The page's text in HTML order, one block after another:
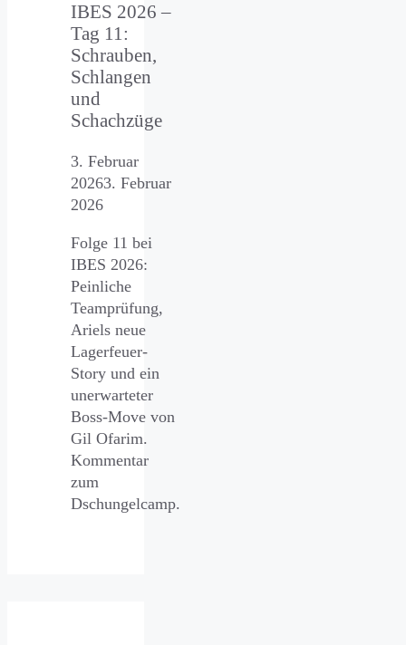
IBES 2026 –
Tag 11:
Schrauben,
Schlangen
und
Schachzüge
3. Februar
20263. Februar
2026
Folge 11 bei
IBES 2026:
Peinliche
Teamprüfung,
Ariels neue
Lagerfeuer-
Story und ein
unerwarteter
Boss-Move von
Gil Ofarim.
Kommentar
zum
Dschungelcamp.